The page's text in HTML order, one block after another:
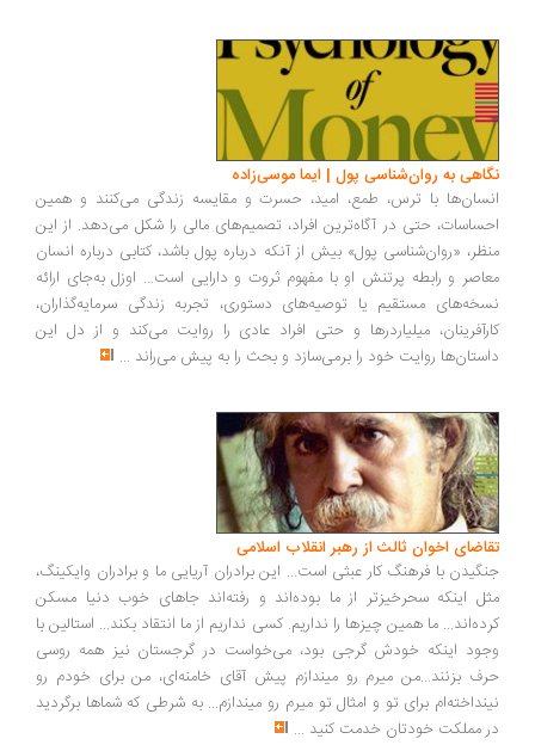
به روان‌شناسی پول | ایما موسی‌زاده
با ترس، طمع، امید، حسرت و مقایسه زندگی می‌کنند و همین
حتی در آگاه‌ترین افراد، تصمیم‌های مالی را شکل می‌دهد. از این
«روان‌شناسی پول» بیش از آنکه درباره پول باشد، کتابی درباره انسان
و رابطه پرتنش او با مفهوم ثروت و دارایی است... اوزل به‌جای ارائه
مستقیم یا توصیه‌های دستوری، تجربه زندگی سرمایه‌گذاران،
میلیاردرها و حتی افراد عادی را روایت می‌کند و از دل این
روایت خود را برمی‌سازد و بحث را به پیش می‌راند...
اخوان ثالث از رهبر انقلاب اسلامی
با فرهنگ کار عبثی است... این برادران آریایی ما و برادران وایکینگ،
اینکه سحرخیزتر از ما بوده‌اند و رفته‌اند جاهای خوب دنیا مسکن
ما همین چیزها را نداریم. کسی نداریم از ما انتقاد بکند... استالین با
اینکه خودش گرجی بود، می‌خواست در گرجستان نیز همه روسی
بزنند...من میرم رو میندازم پیش آقای خامنه‌ای، من برای خودم رو
برای تو و امثال تو میرم رو میندازم... به شرطی که شماها برگردید
مملکت خودتان خدمت کنید...